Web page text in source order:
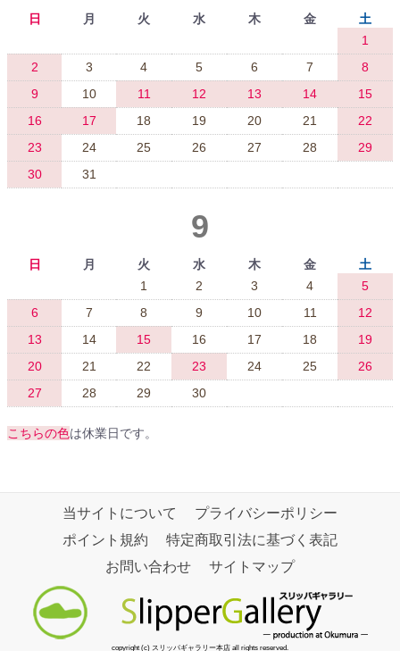
日 月 火 水 木 金
土
1
2
3 4 5 6 7
8
9
10 11 12 13 14
15
16
17 18 19 20 21
22
23
24 25 26 27 28
29
30
31
9
日 月 火 水 木 金
土
1
2 3 4
5
6
7 8 9 10 11
12
13
14 15 16 17 18
19
20
21 22 23 24 25
26
27
28 29 30
こちらの色は休業日です。
当サイトについて
プライバシーポリシー
ポイント規約
特定商取引法に基づく表記
お問い合わせ
サイトマップ
copyright (c) スリッパギャラリー本店 all rights reserved.